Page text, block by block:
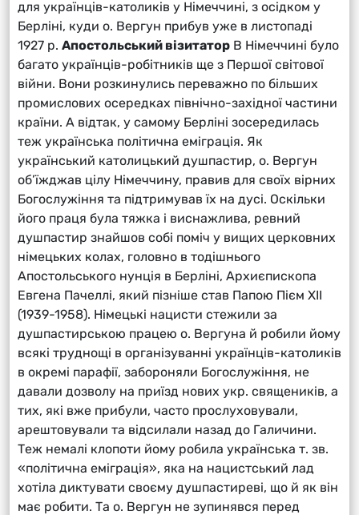
для українців-католиків у Німеччині, з осідком у
Берліні, куди о. Вергун прибув уже в листопаді
1927 р. Апостольський візитатор В Німеччині було
багато українців-робітників ще з Першої світової
війни. Вони розкинулись переважно по більших
промислових осередках північно-західної частини
країни. А відтак, у самому Берліні зосередилась
теж українська політична еміграція. Як
український католицький душпастир, о. Вергун
об’їжджав цілу Німеччину, правив для своїх вірних
Богослужіння та підтримував їх на дусі. Оскільки
його праця була тяжка і виснажлива, ревний
душпастир знайшов собі поміч у вищих церковних
німецьких колах, головно в тодішнього
Апостольського нунція в Берліні, Архиєпископа
Евгена Пачеллі, який пізніше став Папою Пієм ХІІ
(1939-1958). Німецькі нацисти стежили за
душпастирською працею о. Вергуна й робили йому
всякі труднощі в організуванні українців-католиків
в окремі парафії, забороняли Богослужіння, не
давали дозволу на приїзд нових укр. священиків, а
тих, які вже прибули, часто прослуховували,
арештовували та відсилали назад до Галичини.
Теж немалі клопоти йому робила українська т. зв.
«політична еміграція», яка на нацистський лад
хотіла диктувати своєму душпастиреві, що й як він
має робити. Та о. Вергун не зупинявся перед